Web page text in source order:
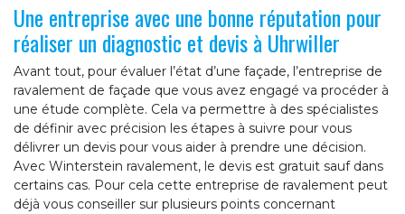
Une entreprise avec une bonne réputation pour
réaliser un diagnostic et devis à Uhrwiller
Avant tout, pour évaluer l’état d’une façade, l’entreprise de
ravalement de façade que vous avez engagé va procéder à
une étude complète. Cela va permettre à des spécialistes
de définir avec précision les étapes à suivre pour vous
délivrer un devis pour vous aider à prendre une décision.
Avec Winterstein ravalement, le devis est gratuit sauf dans
certains cas. Pour cela cette entreprise de ravalement peut
déjà vous conseiller sur plusieurs points concernant